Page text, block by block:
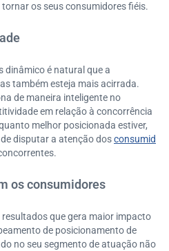
os seus consumidores fiéis.
dinâmico é natural que a
também esteja mais acirrada.
de maneira inteligente no
em relação à concorrência
melhor posicionada estiver,
disputar a atenção dosconsumid
os consumidores
resultados que gera maior impacto
de posicionamento de
no seu segmento de atuação não